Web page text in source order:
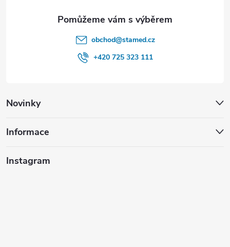
Novinky
Informace
Instagram
obchod@stamed.cz
+420 725 323 111